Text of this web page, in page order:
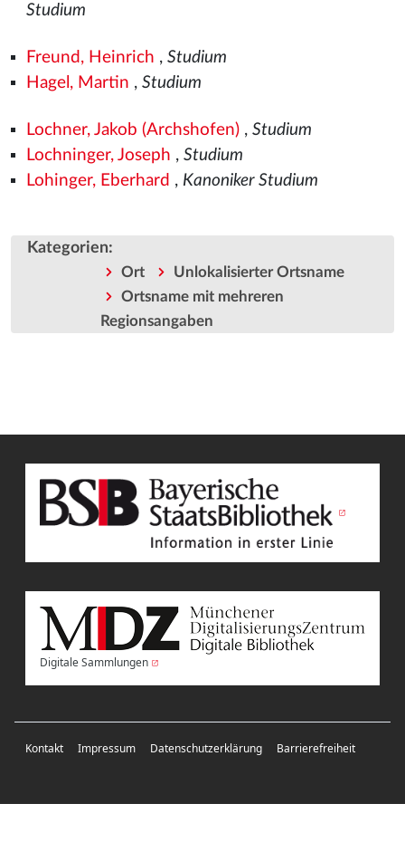
Studium
Freund, Heinrich , Studium
Hagel, Martin , Studium
Lochner, Jakob (Archshofen), Studium
Lochninger, Joseph , Studium
Lohinger, Eberhard , Kanoniker Studium
Kategorien:
Ort
Unlokalisierter Ortsname
Ortsname mit mehreren
Regionsangaben
Digitale Sammlungen
Kontakt Impressum Datenschutzerklärung Barrierefreiheit